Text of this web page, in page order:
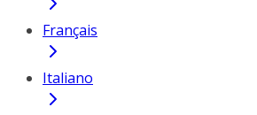
Français
Italiano